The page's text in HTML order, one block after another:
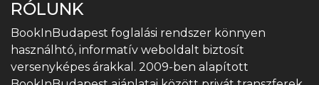
RÓLUNK
BookInBudapest foglalási rendszer könnyen
használhtó, informatív weboldalt biztosít
versenyképes árakkal. 2009-ben alapított